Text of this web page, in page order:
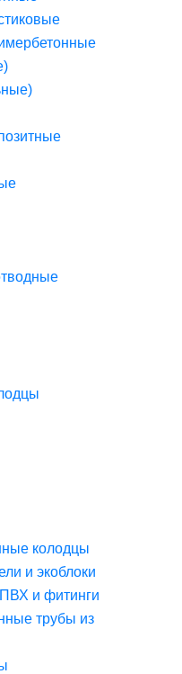
колодцы
и экоблоки
и фитинги
трубы из